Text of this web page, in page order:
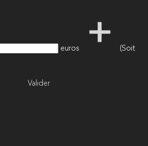
euros
(Soit
Valider